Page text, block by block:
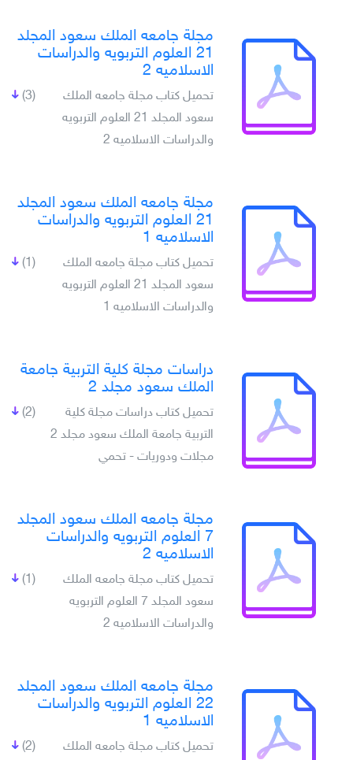
مجلة جامعه الملك سعود المجلد
21 العلوم التربويه والدراسات
الاسلاميه 2
(3)
تحميل كتاب مجلة جامعه الملك
سعود المجلد 21 العلوم التربويه
والدراسات الاسلاميه 2
مجلة جامعه الملك سعود المجلد
21 العلوم التربويه والدراسات
الاسلاميه 1
(1)
تحميل كتاب مجلة جامعه الملك
سعود المجلد 21 العلوم التربويه
والدراسات الاسلاميه 1
دراسات مجلة كلية التربية جامعة
الملك سعود مجلد 2
(2)
تحميل كتاب دراسات مجلة كلية
التربية جامعة الملك سعود مجلد 2
مجلات ودوريات - تحمي
مجلة جامعه الملك سعود المجلد
7 العلوم التربويه والدراسات
الاسلاميه 2
(1)
تحميل كتاب مجلة جامعه الملك
سعود المجلد 7 العلوم التربويه
والدراسات الاسلاميه 2
مجلة جامعه الملك سعود المجلد
22 العلوم التربويه والدراسات
الاسلاميه 1
(2)
تحميل كتاب مجلة جامعه الملك